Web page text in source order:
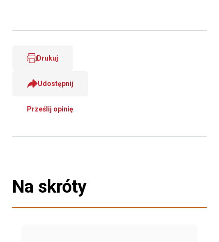
Drukuj
Udostępnij
Prześlij opinię
Na skróty